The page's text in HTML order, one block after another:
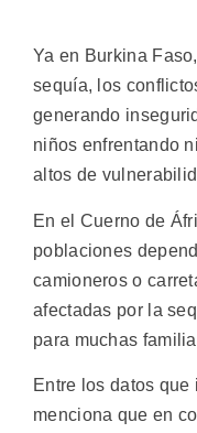
Ya en Burkina
sequía, los
generando
niños enfrentando
altos de
En el Cuerno de
poblaciones
camioneros o
afectadas por la
para muchas
Entre los datos
menciona que en